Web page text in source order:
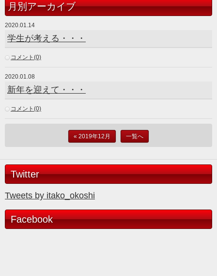
月別アーカイブ
2020.01.14
学生が考える・・・
コメント(0)
2020.01.08
新年を迎えて・・・
コメント(0)
« 2019年12月 一覧へ
Twitter
Tweets by itako_okoshi
Facebook